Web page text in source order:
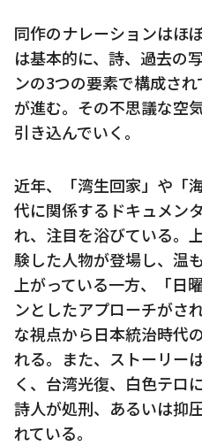
同作のナレーションはほ
は基本的に、詩、過去の
ンの3つの要素で構成さ
が進む。その不思議な空
引き込んでいく。
近年、「湾生回家」や「
代に関係するドキュメン
れ、注目を浴びている。
験した人物が登場し、温
上がっている一方、「日
ンとしたアプローチがさ
な視点から日本統治時代
れる。また、ストーリー
く、台湾光復、白色テロ
詩人が処刑、あるいは抑
れている。